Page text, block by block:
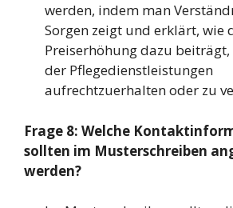
werden, indem man
Sorgen zeigt und erklärt, wie
Preiserhöhung dazu
der Pflegedienstleistungen
aufrechtzuerhalten oder zu
Frage 8: Welche
sollten im Musterschreiben
werden?